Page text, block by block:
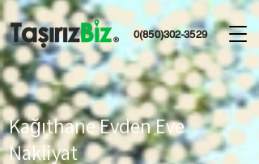
0(850)302-3529
Kağıthane Evden Eve
Nakliyat